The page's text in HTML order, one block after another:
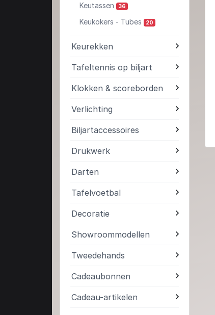
Keutassen 36
Keukokers - Tubes 20
Keurekken
Tafeltennis op biljart
Klokken & scoreborden
Verlichting
Biljartaccessoires
Drukwerk
Darten
Tafelvoetbal
Decoratie
Showroommodellen
Tweedehands
Cadeaubonnen
Cadeau-artikelen